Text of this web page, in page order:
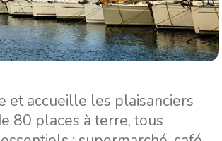
et accueille les plaisanciers
80 places à terre, tous
Région de navigation de
Zadar
Biograd na Moru
Vodice
Rogoznica
Marina
Marina